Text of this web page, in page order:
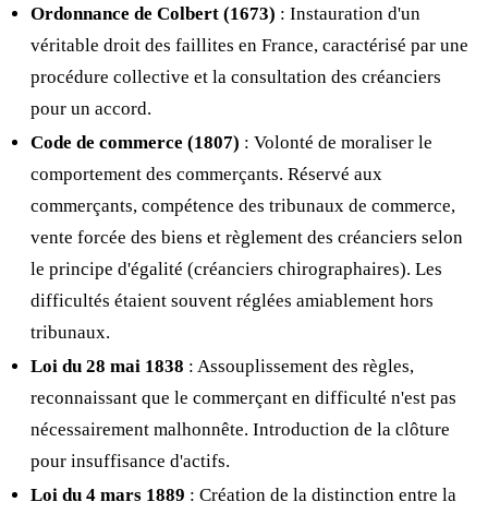
Ordonnance de Colbert (1673) : Instauration d'un
véritable droit des faillites en France, caractérisé par une
procédure collective et la consultation des créanciers
pour un accord.
Code de commerce (1807) : Volonté de moraliser le
comportement des commerçants. Réservé aux
commerçants, compétence des tribunaux de commerce,
vente forcée des biens et règlement des créanciers selon
le principe d'égalité (créanciers chirographaires). Les
difficultés étaient souvent réglées amiablement hors
tribunaux.
Loi du 28 mai 1838 : Assouplissement des règles,
reconnaissant que le commerçant en difficulté n'est pas
nécessairement malhonnête. Introduction de la clôture
pour insuffisance d'actifs.
Loi du 4 mars 1889 : Création de la distinction entre la